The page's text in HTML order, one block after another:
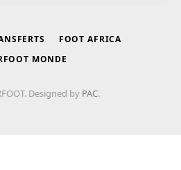
FOOT AFRICA
MONDE
Designed by PAC.